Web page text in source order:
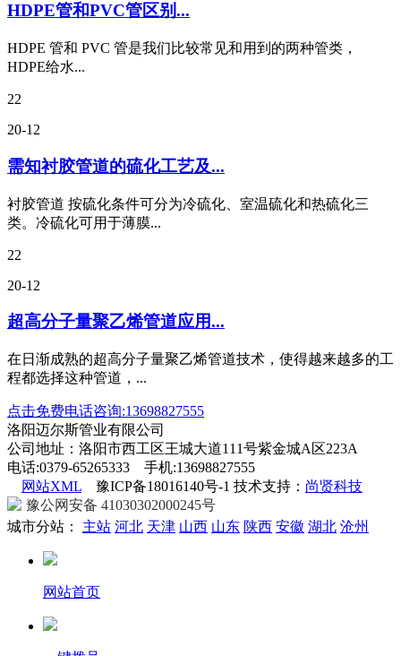
HDPE管和PVC管区别...
HDPE 管和 PVC 管是我们比较常见和用到的两种管类，
HDPE给水...
22
20-12
需知衬胶管道的硫化工艺及...
衬胶管道 按硫化条件可分为冷硫化、室温硫化和热硫化三
类。冷硫化可用于薄膜...
22
20-12
超高分子量聚乙烯管道应用...
在日渐成熟的超高分子量聚乙烯管道技术，使得越来越多的工
程都选择这种管道，...
点击免费电话咨询:13698827555
洛阳迈尔斯管业有限公司
公司地址：洛阳市西工区王城大道111号紫金城A区223A
电话:0379-65265333 手机:13698827555
网站XML 豫ICP备18016140号-1 技术支持： 尚贤科技
豫公网安备 41030302000245号
城市分站：
主站 河北 天津 山西 山东 陕西 安徽 湖北 沧州
网站首页